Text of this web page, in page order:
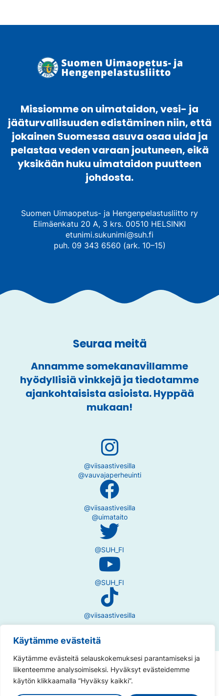
Käytämme evästeitä
Käytämme evästeitä selauskokemuksesi parantamiseksi ja
liikenteemme analysoimiseksi. Hyväksyt evästeidemme
käytön klikkaamalla ”Hyväksy kaikki”.
Missiomme on uimataidon, vesi- ja
jääturvallisuuden edistäminen niin, että
jokainen Suomessa asuva osaa uida ja
pelastaa veden varaan joutuneen, eikä
yksikään huku uimataidon puutteen
johdosta.
Suomen Uimaopetus- ja Hengenpelastusliitto ry
Elimäenkatu 20 A, 3 krs. 00510 HELSINKI
etunimi.sukunimi@suh.fi
puh. 09 343 6560 (ark. 10–15)
Seuraa meitä
Annamme somekanavillamme
hyödyllisiä vinkkejä ja tiedotamme
ajankohtaisista asioista. Hyppää
mukaan!
@viisaastivesilla
@vauvajaperheuinti
@viisaastivesilla
@uimataito
@SUH_FI
@SUH_FI
@viisaastivesilla
Tietosuojaseloste
Saavutettavuusseloste